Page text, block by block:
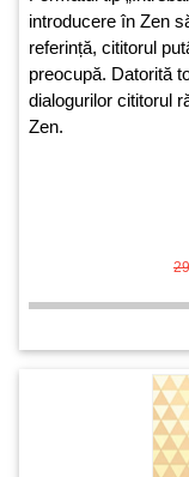
introducere în Zen
referință, cititorul
preocupă. Datorită
dialogurilor cititorul
Zen.